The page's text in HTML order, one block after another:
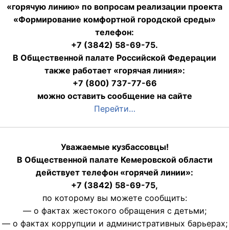
«горячую линию» по вопросам реализации проекта
«Формирование комфортной городской среды»
телефон:
+7 (3842) 58-69-75.
В Общественной палате Российской Федерации
также работает «горячая линия»:
+7 (800) 737-77-66
можно оставить сообщение на сайте
Перейти…
Уважаемые кузбассовцы!
В Общественной палате Кемеровской области
действует телефон «горячей линии»:
+7 (3842) 58-69-75,
по которому вы можете сообщить:
— о фактах жестокого обращения с детьми;
— о фактах коррупции и административных барьерах;